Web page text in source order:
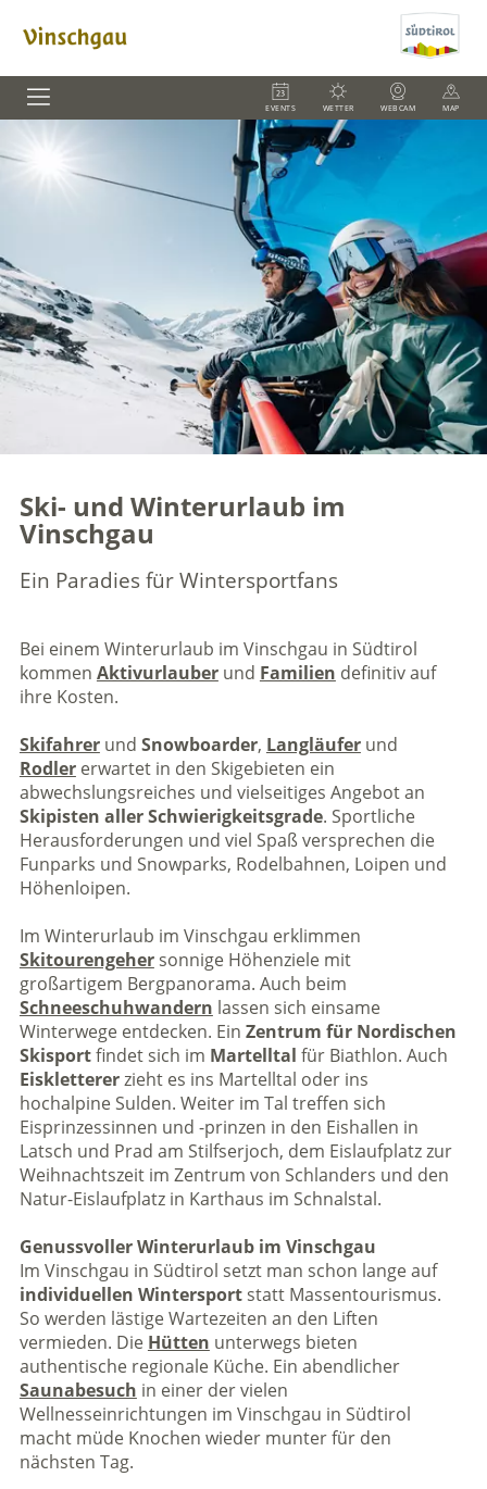
EVENTS WETTER WEBCAM MAP
Ski- und Winterurlaub im
Vinschgau
Ein Paradies für Wintersportfans
Bei einem Winterurlaub im Vinschgau in Südtirol
kommen Aktivurlauberund Familien definitiv auf
ihre Kosten.
Skifahrer und Snowboarder, Langläuferund
Rodlererwartet in den Skigebieten ein
abwechslungsreiches und vielseitiges Angebot an
Skipisten aller Schwierigkeitsgrade. Sportliche
Herausforderungen und viel Spaß versprechen die
Funparks und Snowparks, Rodelbahnen, Loipen und
Höhenloipen.
Im Winterurlaub im Vinschgau erklimmen
Skitourengehersonnige Höhenziele mit
großartigem Bergpanorama. Auch beim
Schneeschuhwandern lassen sich einsame
Winterwege entdecken. Ein Zentrum für Nordischen
Skisportfindet sich im Martelltal für Biathlon. Auch
Eisklettererzieht es ins Martelltal oder ins
hochalpine Sulden. Weiter im Tal treffen sich
Eisprinzessinnen und -prinzen in den Eishallen in
Latsch und Prad am Stilfserjoch, dem Eislaufplatz zur
Weihnachtszeit im Zentrum von Schlanders und den
Natur-Eislaufplatz in Karthaus im Schnalstal.
Genussvoller Winterurlaub im Vinschgau
Im Vinschgau in Südtirol setzt man schon lange auf
individuellen Wintersportstatt Massentourismus.
So werden lästige Wartezeiten an den Liften
vermieden. Die Hütten unterwegs bieten
authentische regionale Küche. Ein abendlicher
Saunabesuch in einer der vielen
Wellnesseinrichtungen im Vinschgau in Südtirol
macht müde Knochen wieder munter für den
nächsten Tag.